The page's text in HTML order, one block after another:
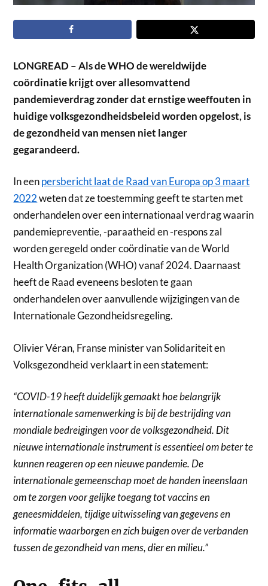
LONGREAD – Als de WHO de wereldwijde
coördinatie krijgt over allesomvattend
pandemieverdrag zonder dat ernstige weeffouten in
huidige volksgezondheidsbeleid worden opgelost, is
de gezondheid van mensen niet langer
gegarandeerd.
In eenpersbericht laat de Raad van Europa op 3 maart
2022weten dat ze toestemming geeft te starten met
onderhandelen over een internationaal verdrag waarin
pandemiepreventie, -paraatheid en -respons zal
worden geregeld onder coördinatie van de World
Health Organization (WHO) vanaf 2024. Daarnaast
heeft de Raad eveneens besloten te gaan
onderhandelen over aanvullende wijzigingen van de
Internationale Gezondheidsregeling.
Olivier Véran, Franse minister van Solidariteit en
Volksgezondheid verklaart in een statement:
“COVID-19 heeft duidelijk gemaakt hoe belangrijk
internationale samenwerking is bij de bestrijding van
mondiale bedreigingen voor de volksgezondheid. Dit
nieuwe internationale instrument is essentieel om beter te
kunnen reageren op een nieuwe pandemie. De
internationale gemeenschap moet de handen ineenslaan
om te zorgen voor gelijke toegang tot vaccins en
geneesmiddelen, tijdige uitwisseling van gegevens en
informatie waarborgen en zich buigen over de verbanden
tussen de gezondheid van mens, dier en milieu.”